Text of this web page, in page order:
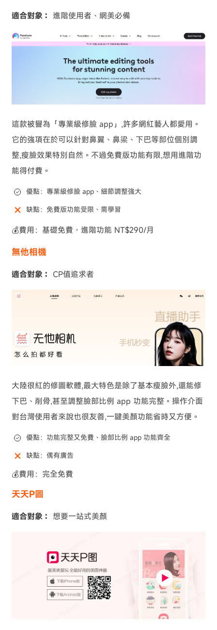
適合對象： 進階使用者、網美必備
這款被譽為「專業級修臉 app」,許多網紅藝人都愛用。
它的強項在於可以針對鼻翼、鼻梁、下巴等部位個別調
整,瘦臉效果特別自然。不過免費版功能有限,想用進階功
能得付費。
優點：專業級修臉 app、細節調整強大
缺點：免費版功能受限、需學習
💰費用：基礎免費，進階功能 NT$290/月
無他相機
適合對象： CP值追求者
大陸很紅的修圖軟體,最大特色是除了基本瘦臉外,還能修
下巴、削骨,甚至調整臉部比例 app 功能完整。操作介面
對台灣使用者來說也很友善,一鍵美顏功能省時又方便。
優點：功能完整又免費、臉部比例 app 功能齊全
缺點：偶有廣告
💰費用：完全免費
天天P圖
適合對象： 想要一站式美顏